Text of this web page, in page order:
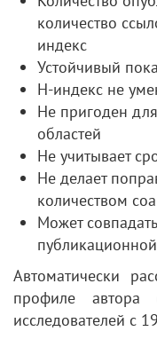
количество
индекс
Устойчивый
H-индекс не
Не пригоден
областей
Не учитывает
Не делает
количеством
Может
Автоматически
профиле автора
исследователей с